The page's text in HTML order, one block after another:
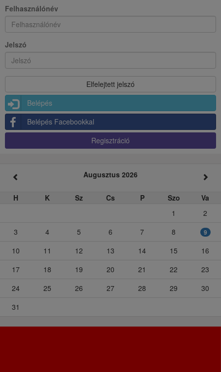
Felhasználónév
Jelszó
Belépés
Belépés Facebookkal
Regisztráció
Augusztus 2026
H K Sz Cs P Szo
Va
1
2
3
4 5 6 7 8 9
10 11 12 13 14 15
16
17
18 19 20 21 22
23
24
25 26 27 28 29
30
31